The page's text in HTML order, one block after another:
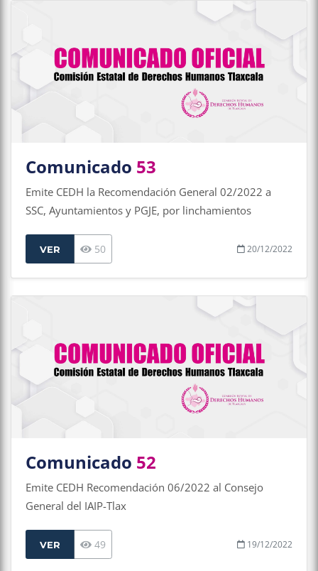
Comunicado 53
Emite CEDH la Recomendación General 02/2022 a
SSC, Ayuntamientos y PGJE, por linchamientos
VER 50 20/12/2022
Comunicado 52
Emite CEDH Recomendación 06/2022 al Consejo
General del IAIP-Tlax
VER 49 19/12/2022